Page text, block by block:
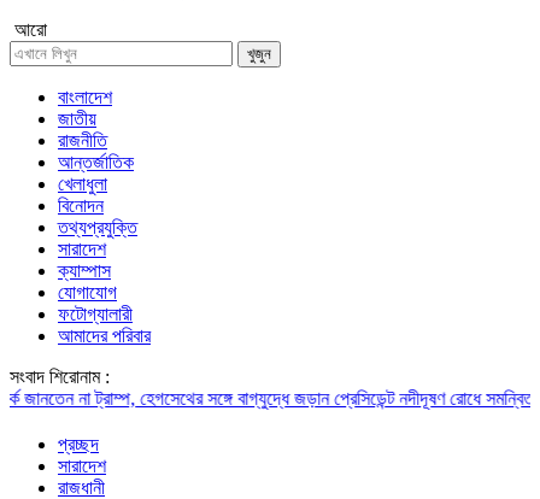
আরো
খুজুন
বাংলাদেশ
জাতীয়
রাজনীতি
আন্তর্জাতিক
খেলাধুলা
বিনোদন
তথ্যপ্রযুক্তি
সারাদেশ
ক্যাম্পাস
যোগাযোগ
ফটোগ্যালারী
আমাদের পরিবার
সংবাদ শিরোনাম :
না ট্রাম্প, হেগসেথের সঙ্গে বাগ্‌যুদ্ধে জড়ান প্রেসিডেন্টনদীদূষণ রোধে সমন্বিত
প্রচ্ছদ
সারাদেশ
রাজধানী